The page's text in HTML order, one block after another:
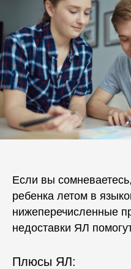
Если вы
ребенка летом в
нижеперечисленные
недоставки ЯЛ
Плюсы ЯЛ: